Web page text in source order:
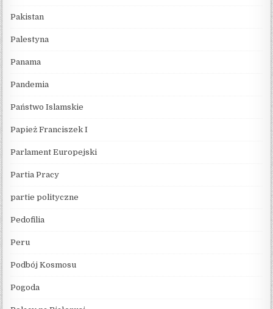
Pakistan
Palestyna
Panama
Pandemia
Państwo Islamskie
Papież Franciszek I
Parlament Europejski
Partia Pracy
partie polityczne
Pedofilia
Peru
Podbój Kosmosu
Pogoda